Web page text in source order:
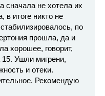
сначала не хотела их
в итоге никто не
по
прошла, да и
хорошее, говорит,
Ушли мигрени,
и отеки.
Рекомендую